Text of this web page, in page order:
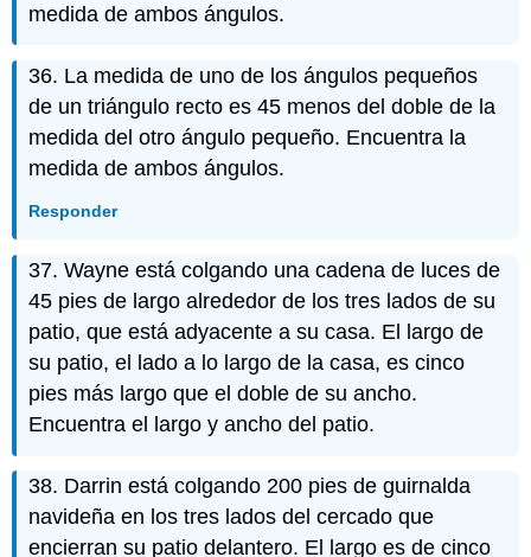
medida de ambos ángulos.
36. La medida de uno de los ángulos pequeños
de un triángulo recto es 45 menos del doble de la
medida del otro ángulo pequeño. Encuentra la
medida de ambos ángulos.
Responder
37. Wayne está colgando una cadena de luces de
45 pies de largo alrededor de los tres lados de su
patio, que está adyacente a su casa. El largo de
su patio, el lado a lo largo de la casa, es cinco
pies más largo que el doble de su ancho.
Encuentra el largo y ancho del patio.
38. Darrin está colgando 200 pies de guirnalda
navideña en los tres lados del cercado que
encierran su patio delantero. El largo es de cinco